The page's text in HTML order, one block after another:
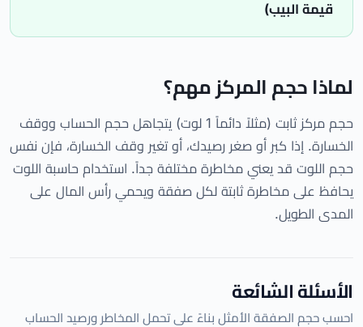
قيمة البيب)
لماذا حجم المركز مهم؟
حجم مركز ثابت (مثلاً دائماً 1 لوت) يتجاهل حجم الحساب ووقف
الخسارة. إذا كبر أو صغر رصيدك، أو تغير وقف الخسارة، فإن نفس
حجم اللوت قد يعني مخاطرة مختلفة جداً. استخدام حاسبة اللوت
يحافظ على مخاطرة ثابتة لكل صفقة ويحمي رأس المال على
المدى الطويل.
الأسئلة الشائعة
احسب حجم الصفقة الأمثل بناءً على تحمل المخاطر ورصيد الحساب